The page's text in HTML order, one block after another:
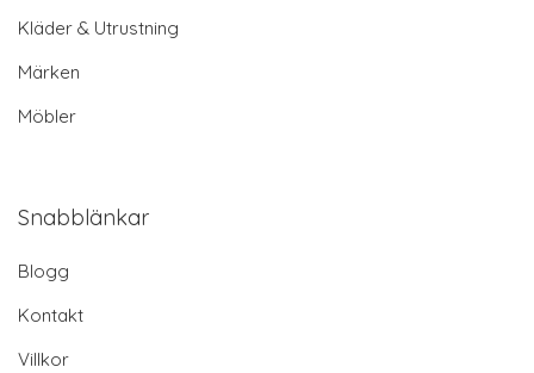
Kläder & Utrustning
Märken
Möbler
Snabblänkar
Blogg
Kontakt
Villkor